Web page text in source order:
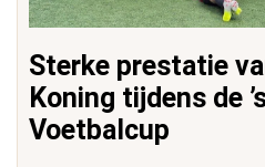
Sterke prestatie
Koning tijdens de
Voetbalcup